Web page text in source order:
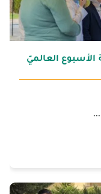
العالميّ
بمناسبة الأسبوع